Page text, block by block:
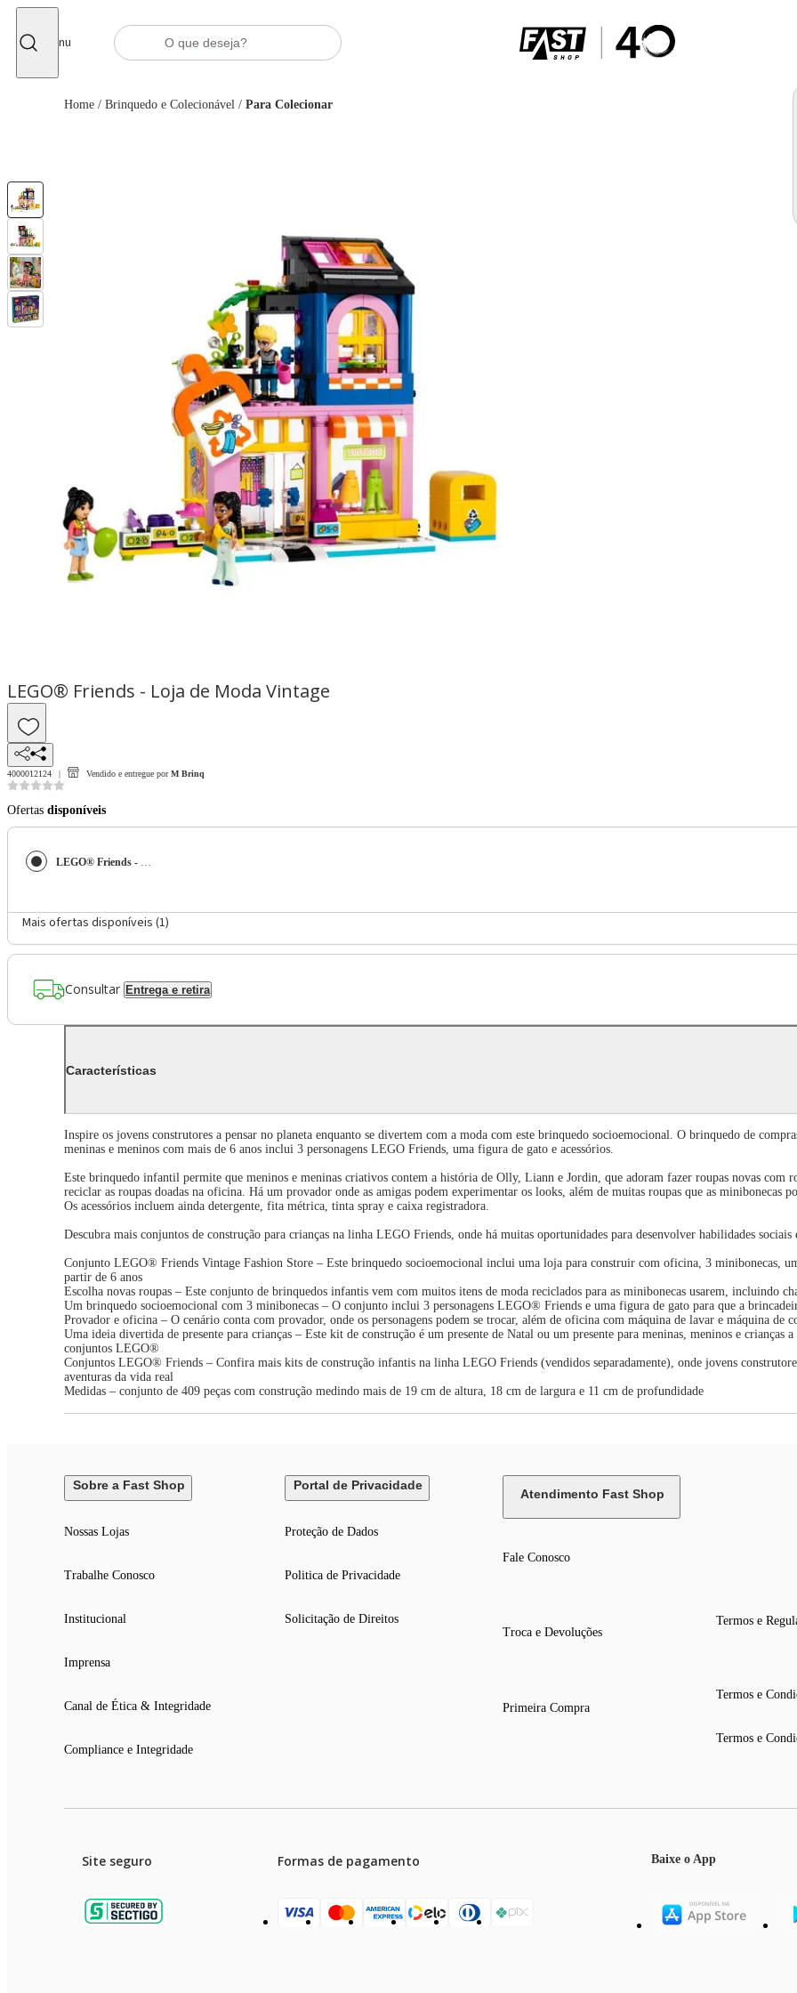
Menu
Home / Brinquedo e Colecionável / Para Colecionar
LEGO® Friends - Loja de Moda Vintage
4000012124 Vendido e entregue por M Brinq
Ofertas disponíveis
LEGO® Friends - Loja de Moda Vintage
Mais ofertas disponíveis (1)
Consultar Entrega e retira
Características
Inspire os jovens construtores a pensar no planeta enquanto se divertem com a moda com este brinquedo socioemocional. O brinquedo de
meninas e meninos com mais de 6 anos inclui 3 personagens LEGO Friends, uma figura de gato e acessórios.
Este brinquedo infantil permite que meninos e meninas criativos contem a história de Olly, Liann e Jordin, que adoram fazer roupas novas com
reciclar as roupas doadas na oficina. Há um provador onde as amigas podem experimentar os looks, além de muitas roupas que as minibonecas
Os acessórios incluem ainda detergente, fita métrica, tinta spray e caixa registradora.
Descubra mais conjuntos de construção para crianças na linha LEGO Friends, onde há muitas oportunidades para desenvolver habilidades
Conjunto LEGO® Friends Vintage Fashion Store – Este brinquedo socioemocional inclui uma loja para construir com oficina, 3 minibonecas,
partir de 6 anos
Escolha novas roupas – Este conjunto de brinquedos infantis vem com muitos itens de moda reciclados para as minibonecas usarem, incluindo
Um brinquedo socioemocional com 3 minibonecas – O conjunto inclui 3 personagens LEGO® Friends e uma figura de gato para que a
Provador e oficina – O cenário conta com provador, onde os personagens podem se trocar, além de oficina com máquina de lavar e máquina de
Uma ideia divertida de presente para crianças – Este kit de construção é um presente de Natal ou um presente para meninas, meninos e crianças
conjuntos LEGO®
Conjuntos LEGO® Friends – Confira mais kits de construção infantis na linha LEGO Friends (vendidos separadamente), onde jovens
aventuras da vida real
Medidas – conjunto de 409 peças com construção medindo mais de 19 cm de altura, 18 cm de largura e 11 cm de profundidade
Sobre a Fast Shop
Nossas Lojas
Trabalhe Conosco
Institucional
Imprensa
Canal de Ética & Integridade
Compliance e Integridade
Portal de Privacidade
Proteção de Dados
Politica de Privacidade
Solicitação de Direitos
Atendimento Fast Shop
Fale Conosco
Troca e Devoluções
Primeira Compra
Termos e
Termos e
Termos e
Site seguro Formas de pagamento Baixe o App